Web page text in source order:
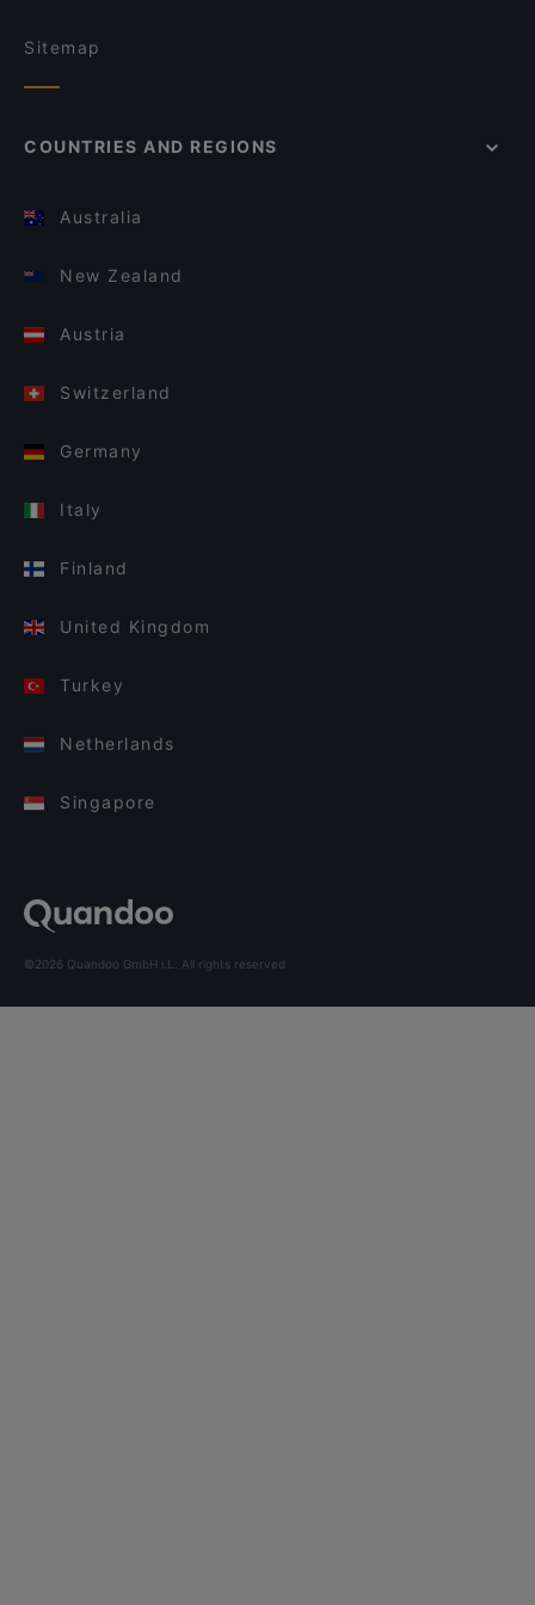
Sitemap
COUNTRIES AND REGIONS
Australia
New Zealand
Austria
Switzerland
Germany
Italy
Finland
United Kingdom
Turkey
Netherlands
Singapore
©2026 Quandoo GmbH i.L. All rights reserved